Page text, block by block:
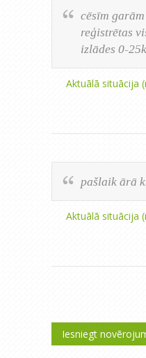
cēsīm
reģistrētas
izlādes 0-
Aktuālā situācija
pašlaik ārā
Aktuālā situācija
Iesniegt